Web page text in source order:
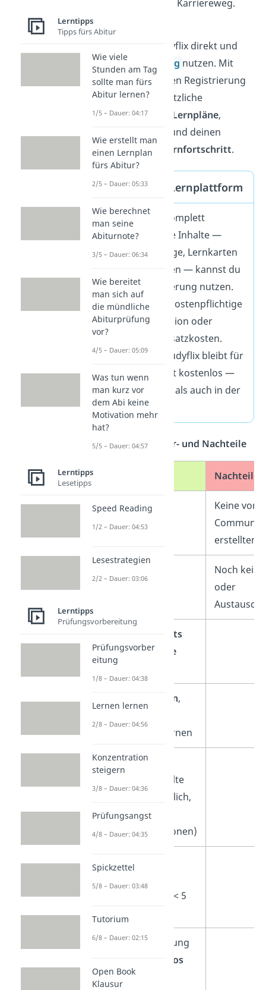
deinen späteren Karriereweg.
Anmeldung
Du kannst Studyflix direkt und
ohneAnmeldung nutzen. Mit
einer kostenlosen Registrierung
erhältst du zusätzliche
Funktionen wie
Lernpläne,
Favoritenlisten und deinen
persönlichen
Lernfortschritt.
Kosten der Lernplattform
Studyflix ist komplett
kostenlos
Alle Inhalte —
Videos, Beiträge, Lernkarten
und Quizfragen — kannst du
ohne Registrierung nutzen.
Es gibt keine kostenpflichtige
Premium-Version oder
versteckte Zusatzkosten.
Lernen auf Studyflix bleibt für
dich dauerhaft kostenlos —
sowohl online als auch in der
App.
Übersicht — Vor- und Nachteile
Nachteile
Über8.000+
Beiträge
Keine von
erstellten
Noch
oder
Eigene Playlists
undLernpläne
möglich
Lernkarten,
Quizfragen lernen
Redaktionell
Inhalte
(100 % verlässlich,
keine
Fehlinformationen)
Kurze, leicht
(< 5
Minuten)
Keine Anmeldung
kostenlos
nutzbar
Lerntipps
Tipps fürs Abitur
Wie viele
Stunden am Tag
sollte man fürs
Abitur lernen?
1/5 – Dauer: 04:17
Wie erstellt man
einen Lernplan
fürs Abitur?
2/5 – Dauer: 05:33
Wie berechnet
man seine
Abiturnote?
3/5 – Dauer: 06:34
Wie bereitet
man sich auf
die mündliche
Abiturprüfung
vor?
4/5 – Dauer: 05:09
Was tun wenn
man kurz vor
dem Abi keine
Motivation mehr
hat?
5/5 – Dauer: 04:57
Lerntipps
Lesetipps
Speed Reading
1/2 – Dauer: 04:53
Lesestrategien
2/2 – Dauer: 03:06
Lerntipps
Prüfungsvorbereitung
Prüfungsvorber
eitung
1/8 – Dauer: 04:38
Lernen lernen
2/8 – Dauer: 04:56
Konzentration
steigern
3/8 – Dauer: 04:36
Prüfungsangst
4/8 – Dauer: 04:35
Spickzettel
5/8 – Dauer: 03:48
Tutorium
6/8 – Dauer: 02:15
Open Book
Klausur